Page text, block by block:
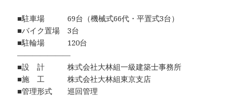
■駐車場 69台（機械式66代・平置式3台）
■バイク置場 3台
■駐輪場 120台
―――――――
■設 計 株式会社大林組一級建築士事務所
■施 工 株式会社大林組東京支店
■管理形式 巡回管理